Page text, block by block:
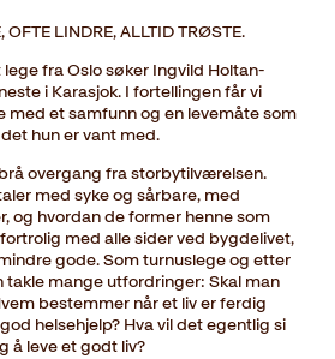
OFTE LINDRE, ALLTID TRØSTE.
fra Oslo søker Ingvild Holtan-
i Karasjok. I fortellingen får vi
med et samfunn og en levemåte som
hun er vant med.
overgang fra storbytilværelsen.
med syke og sårbare, med
og hvordan de former henne som
med alle sider ved bygdelivet,
gode. Som turnuslege og etter
takle mange utfordringer: Skal man
bestemmer når et liv er ferdig
helsehjelp? Hva vil det egentlig si
å leve et godt liv?